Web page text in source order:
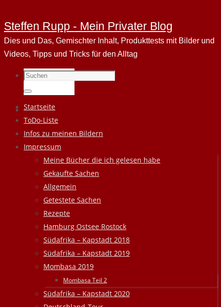
Steffen Rupp - Mein Privater Blog
Dies und Das, Gemischter Inhalt, Produkttests mit Bilder und
Videos, Tipps und Tricks für den Alltag
Suchen
nach:
Suchen
Zum
Inhalt
springen
Startseite
ToDo-Liste
Infos zu meinen Bildern
Impressum
Meine Bücher die ich gelesen habe
Gekaufte Sachen
Allgemein
Getestete Sachen
Rezepte
Hamburg Ostsee Rostock
Südafrika – Kapstadt 2018
Südafrika – Kapstadt 2019
Mombasa 2019
Mombasa Teil 2
Südafrika – Kapstadt 2020